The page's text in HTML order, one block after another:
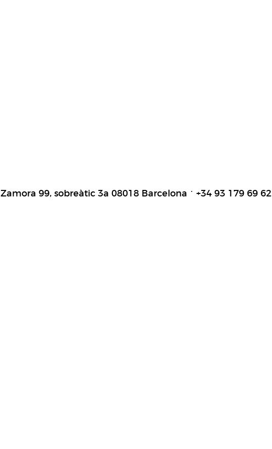
Zamora 99, sobreàtic 3a 08018 Barcelona +34 93 179 69 62